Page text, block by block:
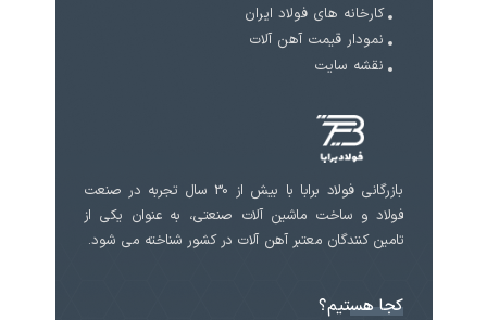
کارخانه های فولاد ایران
نمودار قیمت آهن آلات
نقشه سایت
بازرگانی فولاد برابا با بیش از 30 سال تجربه در صنعت
فولاد و ساخت ماشین آلات صنعتی، به عنوان یکی از
تامین کنندگان معتبر آهن آلات در کشور شناخته می شود.
کجا هستیم؟